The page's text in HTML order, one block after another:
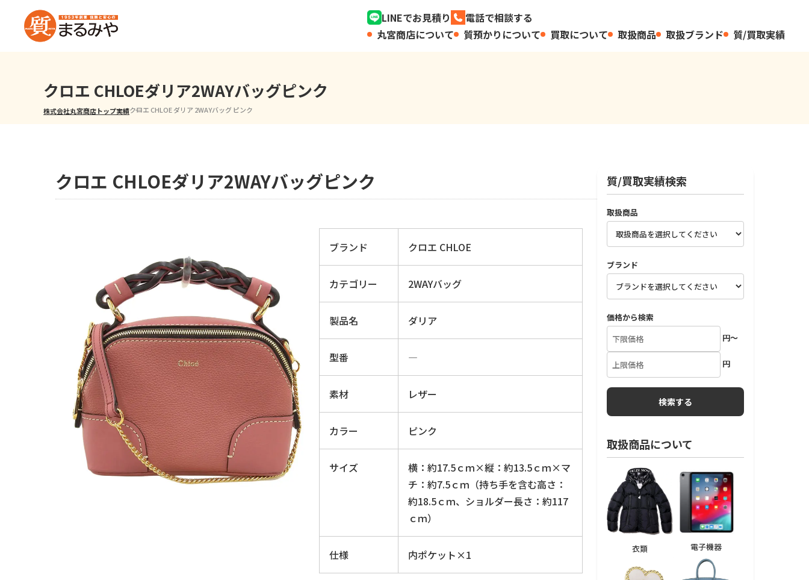
LINEでお見積り
電話で相談する
丸宮商店について
質預かりについて 買取について 取扱商品 取扱ブランド 質/買取実績
クロエ CHLOEダリア2WAYバッグピンク
株式会社丸宮商店トップ⁩実績クロエ CHLOE ダリア 2WAYバッグ ピンク
クロエ CHLOEダリア2WAYバッグピンク
ブランド クロエ CHLOE
カテゴリー 2WAYバッグ
製品名 ダリア
型番 ―
素材 レザー
カラー ピンク
サイズ
横：約17.5ｃｍ×縦：約13.5ｃｍ×マ
チ：約7.5ｃｍ（持ち手を含む高さ：
約18.5ｃｍ、ショルダー長さ：約117
ｃｍ）
仕様 内ポケット×1
質/買取実績検索
取扱商品
ブランド
価格から検索
円～
円
取扱商品について
衣類 電子機器